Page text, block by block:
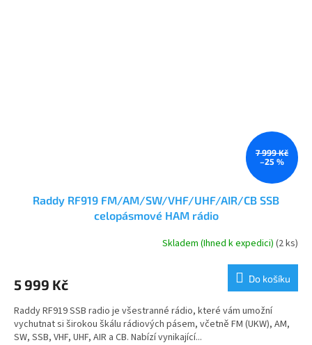
7 999 Kč
–25 %
Raddy RF919 FM/AM/SW/VHF/UHF/AIR/CB SSB
celopásmové HAM rádio
je
z
5
hvězdiček.
Skladem (Ihned k expedici)(2 ks)
5 999 Kč Do košíku
Raddy RF919 SSB radio je všestranné rádio, které vám umožní
vychutnat si širokou škálu rádiových pásem, včetně FM (UKW), AM,
SW, SSB, VHF, UHF, AIR a CB. Nabízí vynikající...